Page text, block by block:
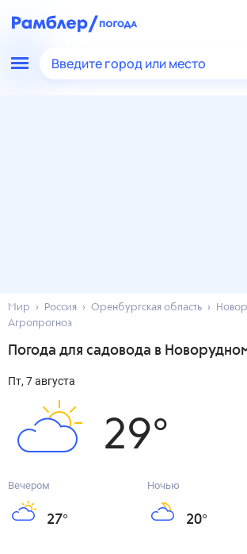
Введите город или место
Мир Россия Оренбургская область
Агропрогноз
Погода для садовода в
пт, 7 августа
29°
Вечером
27°
Ночью
20°